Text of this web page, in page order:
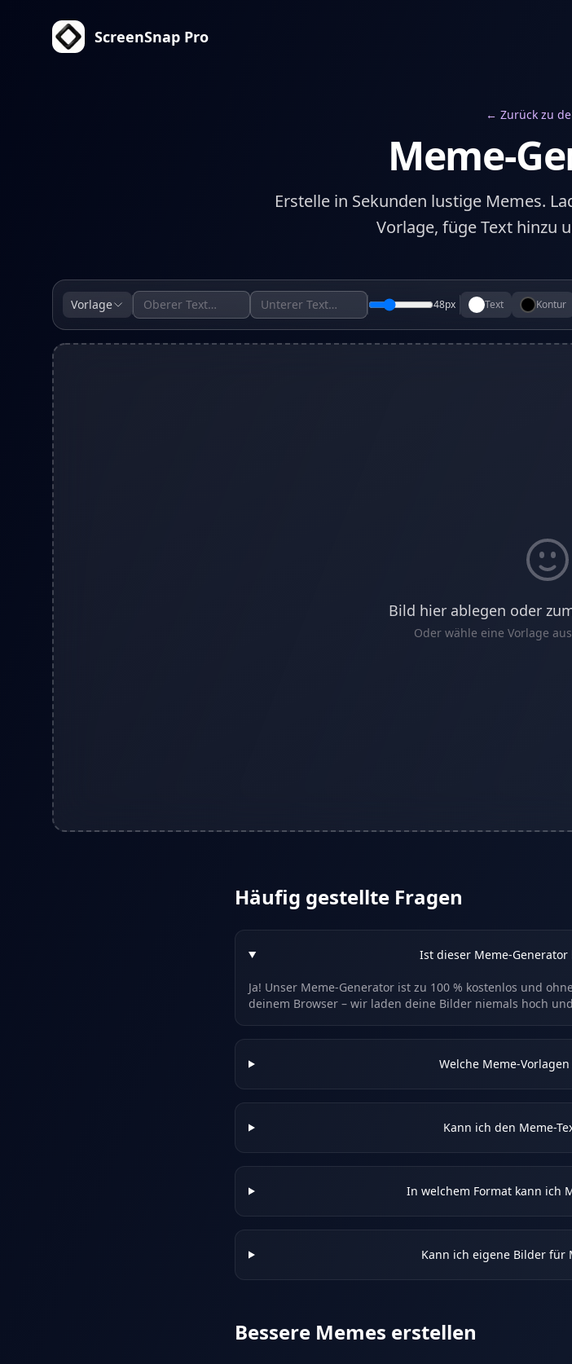
ScreenSnap Pro
← Zurück zu
Meme-
Erstelle in Sekunden lustige Memes.
Vorlage, füge Text hinzu
Vorlage 48px Text Kontur
Bild hier ablegen oder
Oder wähle eine Vorlage
Häufig gestellte Fragen
Ist dieser Meme-Generator
Ja! Unser Meme-Generator ist zu 100 % kostenlos und
deinem Browser – wir laden deine Bilder niemals hoch
Welche Meme-
Kann ich den Meme-
In welchem Format kann ich
Kann ich eigene Bilder für
Bessere Memes erstellen